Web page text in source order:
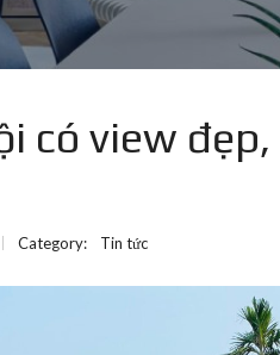
có view
Category: Tin tức